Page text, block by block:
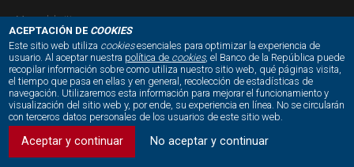
ACEPTACIÓN DE COOKIES
Este sitio web utiliza cookiesesenciales para optimizar la experiencia de
usuario. Al aceptar nuestra política de cookies, el Banco de la República puede
recopilar información sobre como utiliza nuestro sitio web, qué páginas visita,
el tiempo que pasa en ellas y en general, recolección de estadísticas de
navegación. Utilizaremos esta información para mejorar el funcionamiento y
visualización del sitio web y, por ende, su experiencia en línea. No se circularán
con terceros datos personales de los usuarios de este sitio web.
Aceptar y continuar No aceptar y continuar
Mapa del sitio
NUESTRAS REDES SOCIALES: